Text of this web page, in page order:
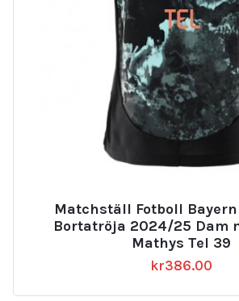
Matchställ Fotboll
Bortatröja 2024/25 Dam
Mathys Tel 39
kr386.00